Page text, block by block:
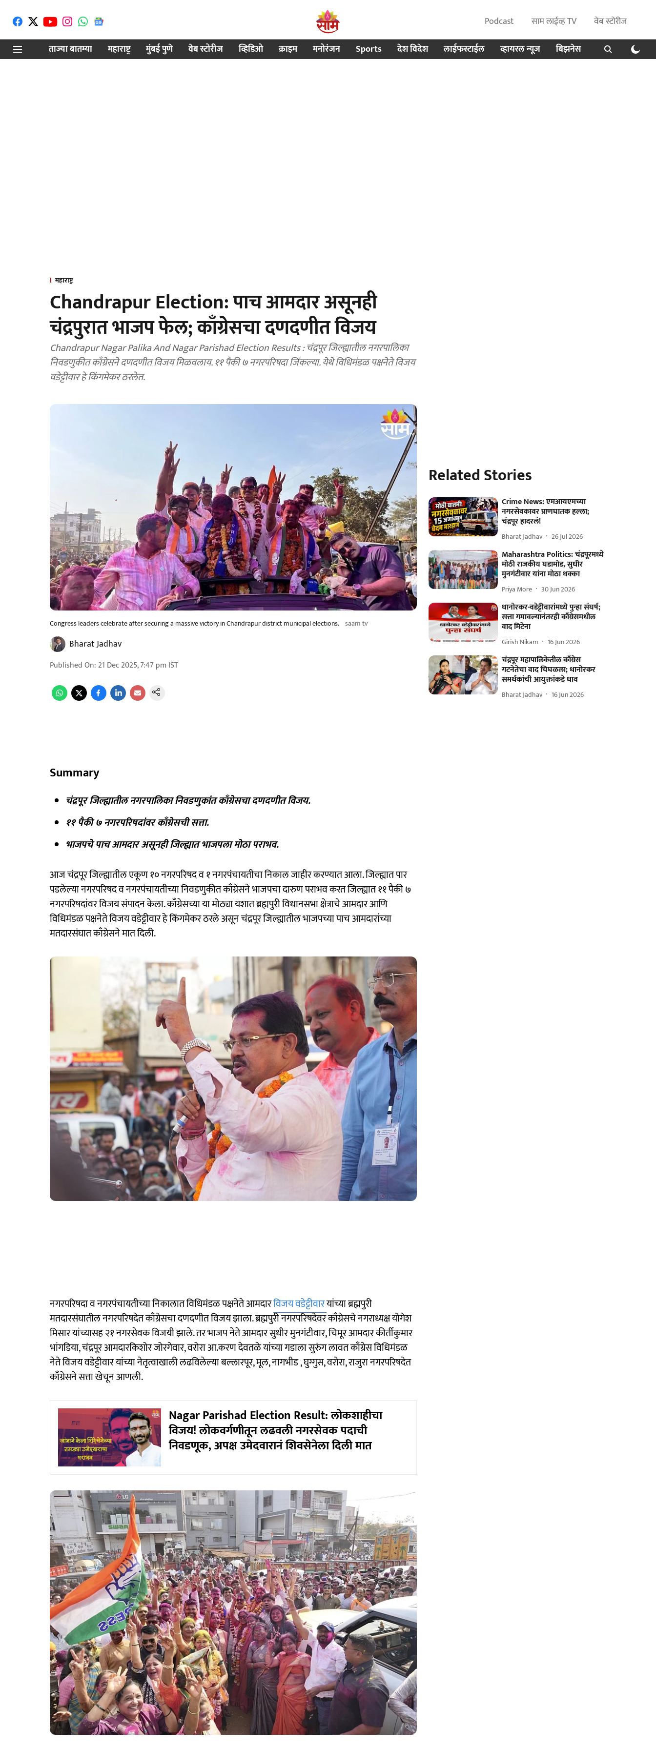
Podcast साम लाईव्ह TV
वेब स्टोरीज
ताज्या बातम्या
महाराष्ट्र मुंबई पुणे वेब स्टोरीज व्हिडिओ क्राइम मनोरंजन Sports देश विदेश लाईफस्टाईल व्हायरल न्यूज बिझनेस
महाराष्ट्र
Chandrapur Election: पाच आमदार असूनही
चंद्रपुरात भाजप फेल; काँग्रेसचा दणदणीत विजय
Chandrapur Nagar Palika And Nagar Parishad Election Results : चंद्रपूर जिल्ह्यातील नगरपालिका
निवडणुकीत काँग्रेसने दणदणीत विजय मिळवलाय. ११ पैकी ७ नगरपरिषदा जिंकल्या. येथे विधिमंडळ पक्षनेते विजय
वडेट्टीवार हे किंगमेकर ठरलेत.
Congress leaders celebrate after securing a massive victory in Chandrapur district municipal elections. saam tv
Bharat Jadhav
Published On: 21 Dec 2025, 7:47 pm IST
Summary
चंद्रपूर जिल्ह्यातील नगरपालिका निवडणुकांत काँग्रेसचा दणदणीत विजय.
११ पैकी ७ नगरपरिषदांवर काँग्रेसची सत्ता.
भाजपचे पाच आमदार असूनही जिल्ह्यात भाजपला मोठा पराभव.
आज चंद्रपूर जिल्ह्यातील एकूण १० नगरपरिषद व १ नगरपंचायतीचा निकाल जाहीर करण्यात आला. जिल्ह्यात पार
पडलेल्या नगरपरिषद व नगरपंचायतीच्या निवडणुकीत काँग्रेसने भाजपचा दारुण पराभव करत जिल्ह्यात ११ पैकी ७
नगरपरिषदांवर विजय संपादन केला. काँग्रेसच्या या मोठ्या यशात ब्रह्मपुरी विधानसभा क्षेत्राचे आमदार आणि
विधिमंडळ पक्षनेते विजय वडेट्टीवार हे किंगमेकर ठरले असून चंद्रपूर जिल्ह्यातील भाजपच्या पाच आमदारांच्या
मतदारसंघात काँग्रेसने मात दिली.
नगरपरिषदा व नगरपंचायतीच्या निकालात विधिमंडळ पक्षनेते आमदारविजय वडेट्टीवारयांच्या ब्रह्मपुरी
मतदारसंघातील नगरपरिषदेत काँग्रेसचा दणदणीत विजय झाला. ब्रह्मपुरी नगरपरिषदेवर काँग्रेसचे नगराध्यक्ष योगेश
मिसार यांच्यासह २१ नगरसेवक विजयी झाले. तर भाजप नेते आमदार सुधीर मुनगंटीवार, चिमूर आमदार कीर्तीकुमार
भांगडिया, चंद्रपूर आमदारकिशोर जोरगेवार, वरोरा आ.करण देवतळे यांच्या गडाला सुरुंग लावत काँग्रेस विधिमंडळ
नेते विजय वडेट्टीवार यांच्या नेतृत्वाखाली लढविलेल्या बल्लारपूर, मूल, नागभीड , घुग्गुस, वरोरा, राजुरा नगरपरिषदेत
काँग्रेसने सत्ता खेचून आणली.
Nagar Parishad Election Result: लोकशाहीचा
विजय! लोकवर्गणीतून लढवली नगरसेवक पदाची
निवडणूक, अपक्ष उमेदवारानं शिवसेनेला दिली मात
Related Stories
Crime News: एमआयएमच्या
नगरसेवकावर प्राणघातक हल्ला;
चंद्रपूर हादरलं!
Bharat Jadhav 26 Jul 2026
Maharashtra Politics: चंद्रपूरमध्ये
मोठी राजकीय घडामोड, सुधीर
मुनगंटीवार यांना मोठा धक्का
Priya More 30 Jun 2026
धानोरकर-वडेट्टीवारांमध्ये पुन्हा संघर्ष;
सत्ता गमावल्यानंतरही काँग्रेसमधील
वाद मिटेना
Girish Nikam 16 Jun 2026
चंद्रपूर महापालिकेतील काँग्रेस
गटनेतेचा वाद चिघळला; धानोरकर
समर्थकांची आयुक्तांकडे धाव
Bharat Jadhav 16 Jun 2026